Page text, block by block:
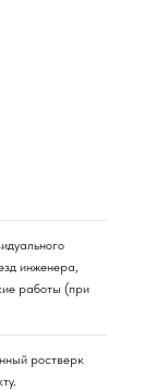
инженера,
работы (при
ростверк